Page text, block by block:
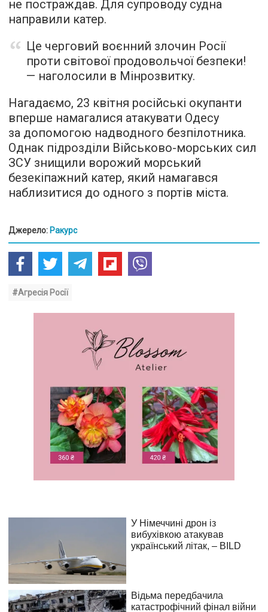
не постраждав. Для супроводу судна
направили катер.
Це черговий воєнний злочин Росії
проти світової продовольчої безпеки!
— наголосили в Мінрозвитку.
Нагадаємо, 23 квітня російські окупанти
вперше намагалися атакувати Одесу
за допомогою надводного безпілотника.
Однак підрозділи Військово-морських сил
ЗСУ знищили ворожий морський
безекіпажний катер, який намагався
наблизитися до одного з портів міста.
Джерело: Ракурс
#Агресія Росії